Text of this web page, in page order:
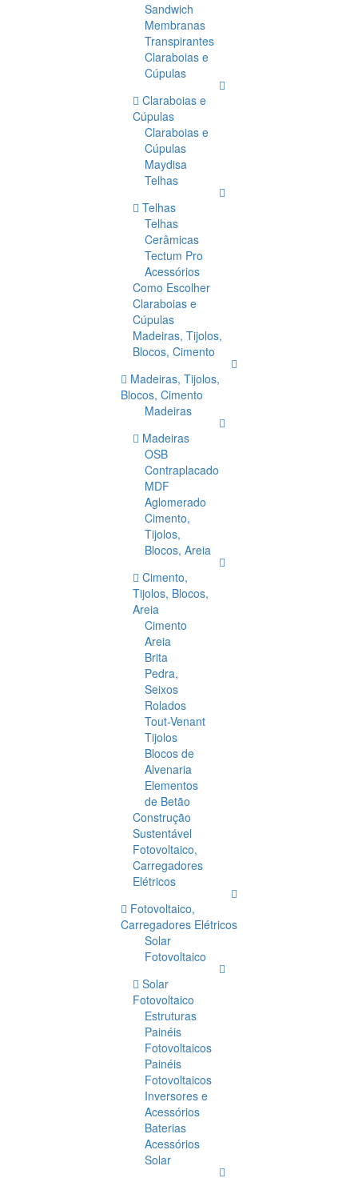
Sandwich
Membranas
Transpirantes
Claraboias e
Cúpulas
Claraboias e
Cúpulas
Claraboias e
Cúpulas
Maydisa
Telhas
Telhas
Telhas
Cerâmicas
Tectum Pro
Acessórios
Como Escolher
Claraboias e
Cúpulas
Madeiras, Tijolos,
Blocos, Cimento
Madeiras, Tijolos,
Blocos, Cimento
Madeiras
Madeiras
OSB
Contraplacado
MDF
Aglomerado
Cimento,
Tijolos,
Blocos, Areia
Cimento,
Tijolos, Blocos,
Areia
Cimento
Areia
Brita
Pedra,
Seixos
Rolados
Tout-Venant
Tijolos
Blocos de
Alvenaria
Elementos
de Betão
Construção
Sustentável
Fotovoltaico,
Carregadores
Elétricos
Fotovoltaico,
Carregadores Elétricos
Solar
Fotovoltaico
Solar
Fotovoltaico
Estruturas
Painéis
Fotovoltaicos
Painéis
Fotovoltaicos
Inversores e
Acessórios
Baterias
Acessórios
Solar